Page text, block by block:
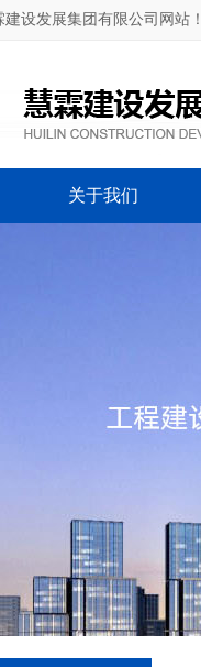
设发展集团有限公司网站！
关于我们